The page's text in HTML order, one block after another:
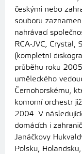
českými nebo
souboru
nahrávací
RCA-JVC, Crystal,
(kompletní
průběhu roku
uměleckého
Černohorskému,
komorní orchestr
2004. V
domácích i
Janáčkovy
Polsku,